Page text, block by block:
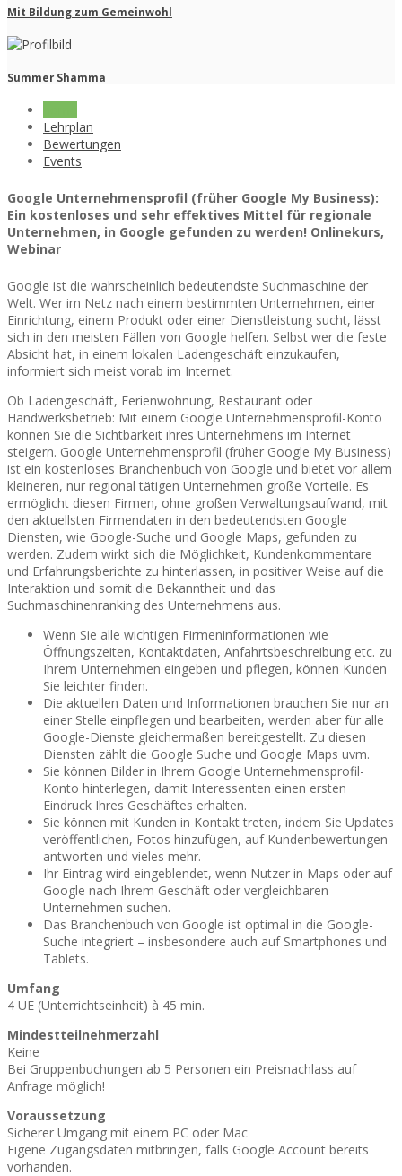
Mit Bildung zum Gemeinwohl
Summer Shamma
Lehrplan
Bewertungen
Events
Google Unternehmensprofil (früher Google My Business):
Ein kostenloses und sehr effektives Mittel für regionale
Unternehmen, in Google gefunden zu werden! Onlinekurs,
Webinar
Google ist die wahrscheinlich bedeutendste Suchmaschine der
Welt. Wer im Netz nach einem bestimmten Unternehmen, einer
Einrichtung, einem Produkt oder einer Dienstleistung sucht, lässt
sich in den meisten Fällen von Google helfen. Selbst wer die feste
Absicht hat, in einem lokalen Ladengeschäft einzukaufen,
informiert sich meist vorab im Internet.
Ob Ladengeschäft, Ferienwohnung, Restaurant oder
Handwerksbetrieb: Mit einem Google Unternehmensprofil-Konto
können Sie die Sichtbarkeit ihres Unternehmens im Internet
steigern. Google Unternehmensprofil (früher Google My Business)
ist ein kostenloses Branchenbuch von Google und bietet vor allem
kleineren, nur regional tätigen Unternehmen große Vorteile. Es
ermöglicht diesen Firmen, ohne großen Verwaltungsaufwand, mit
den aktuellsten Firmendaten in den bedeutendsten Google
Diensten, wie Google-Suche und Google Maps, gefunden zu
werden. Zudem wirkt sich die Möglichkeit, Kundenkommentare
und Erfahrungsberichte zu hinterlassen, in positiver Weise auf die
Interaktion und somit die Bekanntheit und das
Suchmaschinenranking des Unternehmens aus.
Wenn Sie alle wichtigen Firmeninformationen wie
Öffnungszeiten, Kontaktdaten, Anfahrtsbeschreibung etc. zu
Ihrem Unternehmen eingeben und pflegen, können Kunden
Sie leichter finden.
Die aktuellen Daten und Informationen brauchen Sie nur an
einer Stelle einpflegen und bearbeiten, werden aber für alle
Google-Dienste gleichermaßen bereitgestellt. Zu diesen
Diensten zählt die Google Suche und Google Maps uvm.
Sie können Bilder in Ihrem Google Unternehmensprofil-
Konto hinterlegen, damit Interessenten einen ersten
Eindruck Ihres Geschäftes erhalten.
Sie können mit Kunden in Kontakt treten, indem Sie Updates
veröffentlichen, Fotos hinzufügen, auf Kundenbewertungen
antworten und vieles mehr.
Ihr Eintrag wird eingeblendet, wenn Nutzer in Maps oder auf
Google nach Ihrem Geschäft oder vergleichbaren
Unternehmen suchen.
Das Branchenbuch von Google ist optimal in die Google-
Suche integriert – insbesondere auch auf Smartphones und
Tablets.
Umfang
4 UE (Unterrichtseinheit) à 45 min.
Mindestteilnehmerzahl
Keine
Bei Gruppenbuchungen ab 5 Personen ein Preisnachlass auf
Anfrage möglich!
Voraussetzung
Sicherer Umgang mit einem PC oder Mac
Eigene Zugangsdaten mitbringen, falls Google Account bereits
vorhanden.